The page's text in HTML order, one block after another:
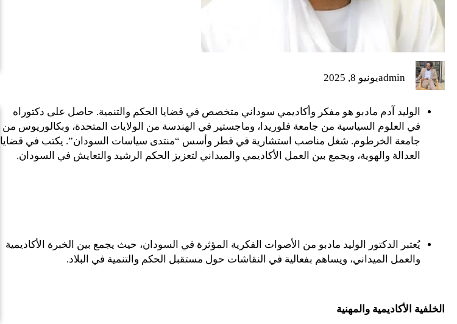
adminيونيو 8, 2025
الوليد آدم مادبو هو مفكر وأكاديمي سوداني متخصص في قضايا الحكم والتنمية. حاصل على دكتوراه
في العلوم السياسية من جامعة فلوريدا، وماجستير في الهندسة من الولايات المتحدة، وبكالوريوس من
جامعة الخرطوم. شغل مناصب استشارية في قطر وأسس “منتدى سياسات السودان”. يكتب في قضايا
العدالة والهوية، ويجمع بين العمل الأكاديمي والميداني لتعزيز الحكم الرشيد والتعايش في السودان.
يُعتبر الدكتور الوليد مادبو من الأصوات الفكرية المؤثرة في السودان، حيث يجمع بين الخبرة الأكاديمية
والعمل الميداني، ويساهم بفعالية في النقاشات حول مستقبل الحكم والتنمية في البلاد.
الخلفية الأكاديمية والمهنية